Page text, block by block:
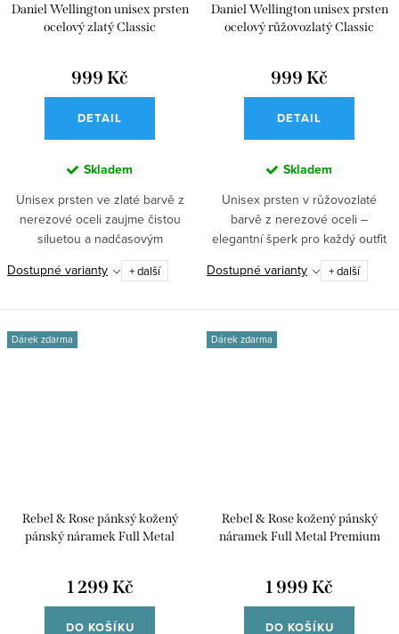
Daniel Wellington unisex prsten
ocelový zlatý Classic
999 Kč
DETAIL
Skladem
Unisex prsten ve zlaté barvě z
nerezové oceli zaujme čistou
siluetou a nadčasovým
minimalistickým...
Dostupné varianty + další
Daniel Wellington unisex prsten
ocelový růžovozlatý Classic
999 Kč
DETAIL
Skladem
Unisex prsten v růžovozlaté
barvě z nerezové oceli –
elegantní šperk pro každý outfit
od Daniel...
Dostupné varianty + další
Dárek zdarma
Rebel & Rose pánksý kožený
pánský náramek Full Metal
1 299 Kč
DO KOŠÍKU
Dárek zdarma
Rebel & Rose kožený pánský
náramek Full Metal Premium
1 999 Kč
DO KOŠÍKU